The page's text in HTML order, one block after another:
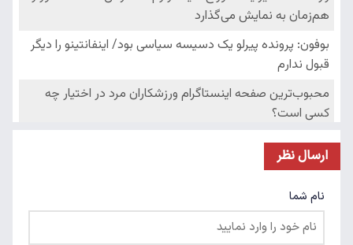
ارسال نظر
نام شما